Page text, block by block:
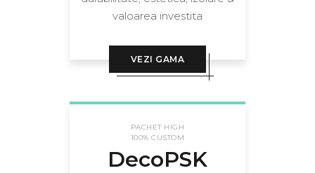
valoarea investita
VEZI GAMA
PACHET HIGH
100% CUSTOM
DecoPSK